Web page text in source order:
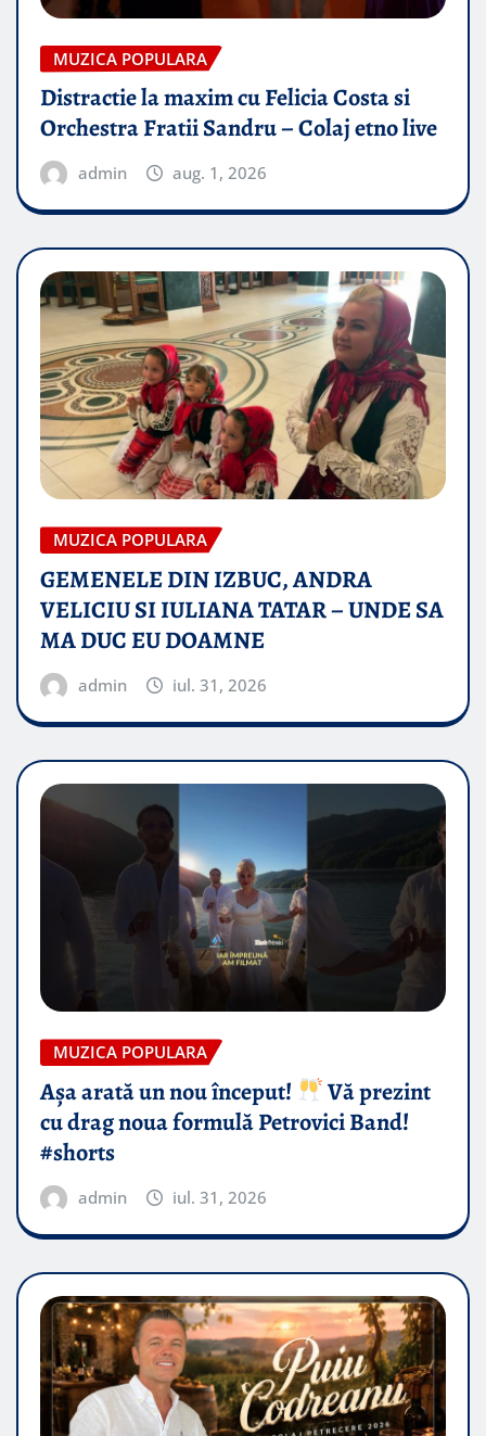
MUZICA POPULARA
Distractie la maxim cu Felicia Costa si
Orchestra Fratii Sandru – Colaj etno live
admin aug. 1, 2026
MUZICA POPULARA
GEMENELE DIN IZBUC, ANDRA
VELICIU SI IULIANA TATAR – UNDE SA
MA DUC EU DOAMNE
admin iul. 31, 2026
MUZICA POPULARA
Așa arată un nou început!
Vă prezint
cu drag noua formulă Petrovici Band!
#shorts
admin iul. 31, 2026